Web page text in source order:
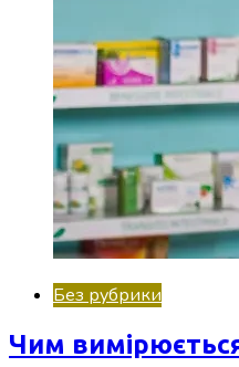
Без рубрики
Чим вимірюється